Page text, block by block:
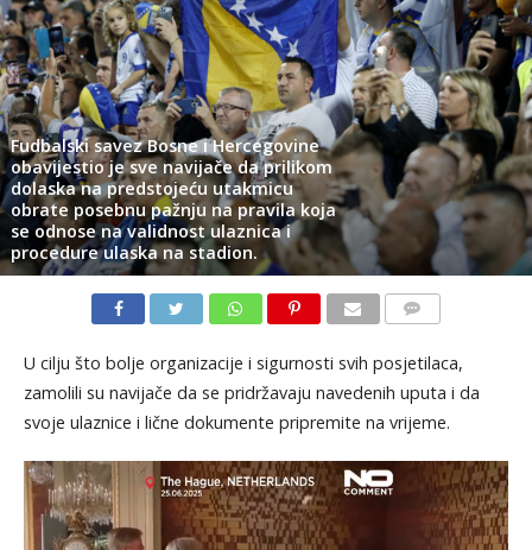
Fudbalski savez Bosne i Hercegovine
obavijestio je sve navijače da prilikom
dolaska na predstojeću utakmicu
obrate posebnu pažnju na pravila koja
se odnose na validnost ulaznica i
procedure ulaska na stadion.
U cilju što bolje organizacije i sigurnosti svih posjetilaca,
zamolili su navijače da se pridržavaju navedenih uputa i da
svoje ulaznice i lične dokumente pripremite na vrijeme.